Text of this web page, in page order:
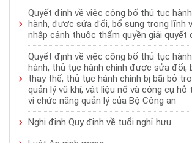
Quyết định về việc công bố thủ tục
hành, được sửa đổi, bổ sung trong lĩnh
nhập cảnh thuộc thẩm quyền giải quyết
Quyết định về việc công bố thủ tục
hành, thủ tục hành chính được sửa đổi,
thay thế, thủ tục hành chính bị bãi bỏ
quản lý vũ khí, vật liệu nổ và công cụ
vi chức năng quản lý của Bộ Công an
Nghị định Quy định về tuổi nghỉ hưu